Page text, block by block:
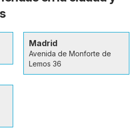
Madrid
Avenida de Monforte de
Lemos 36